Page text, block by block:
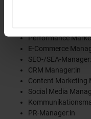
Marketing
Performance
E-Commerce
SEO-/SEA-
CRM Manager:in
Content Marketing
Social Media
PR-Manager:in